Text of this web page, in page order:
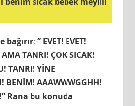
” EVET! EVET!
TANRI! ÇOK SICAK!
TANRI! YİNE
BENİM! AAAWWWGGHH!
Rana bu konuda